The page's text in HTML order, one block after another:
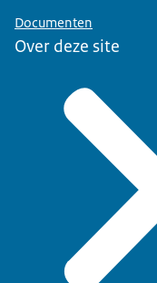
Documenten
Over deze site